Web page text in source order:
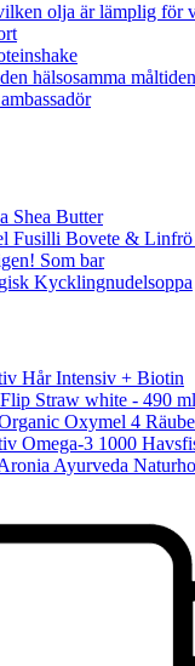
olja är lämplig för
hälsosamma måltiden
Shea Butter
Fusilli Bovete &
Som bar
Kycklingnudelsoppa
Hår Intensiv + Biotin
Straw white - 490 ml
Oxymel 4
Omega-3 1000
Ayurveda